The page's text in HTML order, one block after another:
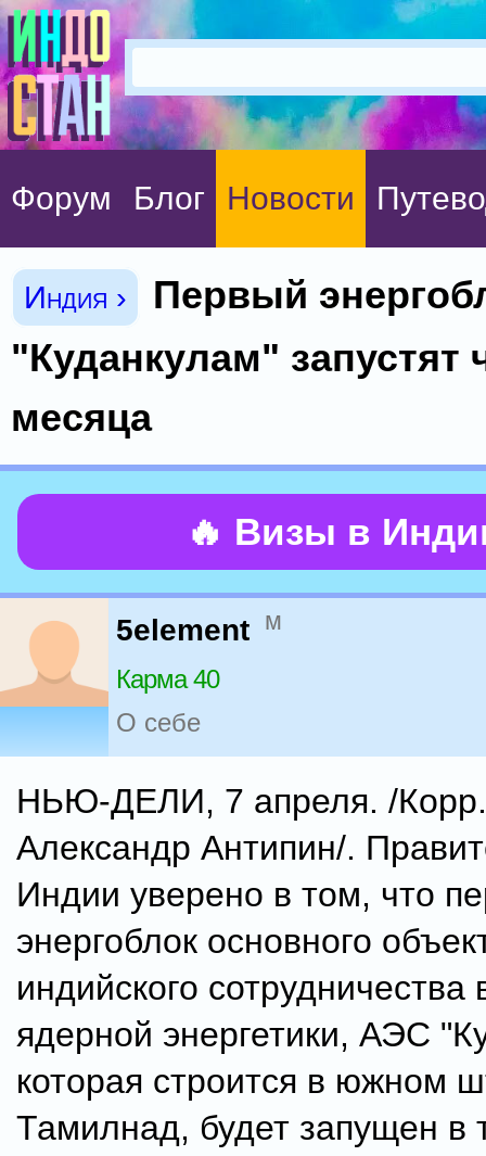
Форум Блог Новости
Индия ›
Первый
"Куданкулам" запустят
месяца
🔥 Визы в
5element м
Карма 40
О себе
НЬЮ-ДЕЛИ, 7 апреля. /
Александр Антипин/.
Индии уверено в том, что
энергоблок основного
индийского сотрудничества
ядерной энергетики, АЭС
которая строится в южном
Тамилнад, будет запущен в